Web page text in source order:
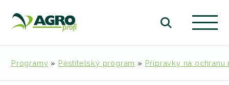
Programy » Pěstitelský program » Přípravky na ochranu